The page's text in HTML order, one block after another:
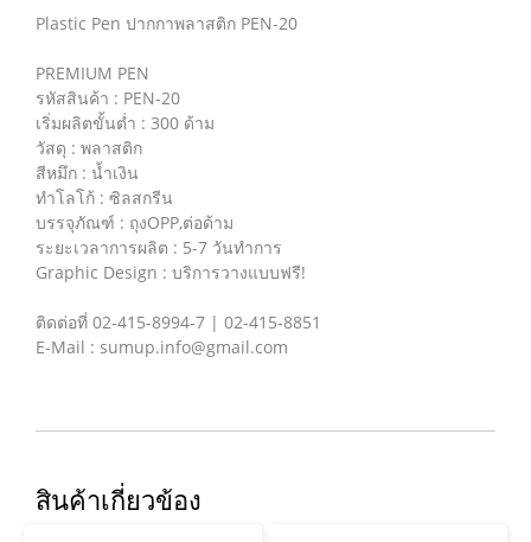
Plastic Pen ปากกาพลาสติก PEN-20
PREMIUM PEN
รหัสสินค้า : PEN-20
เริ่มผลิตขั้นต่ำ : 300 ด้าม
วัสดุ : พลาสติก
สีหมึก : น้ำเงิน
ทำโลโก้ : ซิลสกรีน
บรรจุภัณฑ์ : ถุงOPP,ต่อด้าม
ระยะเวลาการผลิต : 5-7 วันทำการ
Graphic Design : บริการวางแบบฟรี!
ติดต่อที่ 02-415-8994-7 | 02-415-8851
E-Mail : sumup.info@gmail.com
สินค้าเกี่ยวข้อง